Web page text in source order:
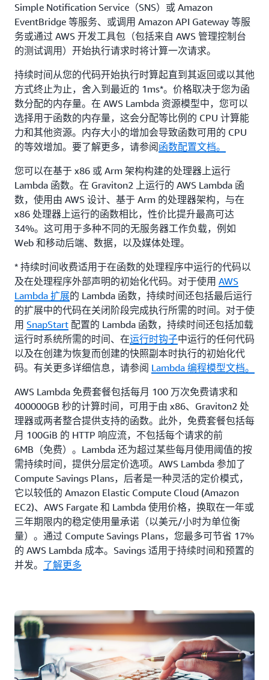
Simple Notification Service（SNS）或 Amazon
EventBridge 等服务、或调用 Amazon API Gateway 等服
务或通过 AWS 开发工具包（包括来自 AWS 管理控制台
的测试调用）开始执行请求时将计算一次请求。
持续时间从您的代码开始执行时算起直到其返回或以其他
方式终止为止，舍入到最近的 1ms*。价格取决于您为函
数分配的内存量。在 AWS Lambda 资源模型中，您可以
选择用于函数的内存量，这会分配等比例的 CPU 计算能
力和其他资源。内存大小的增加会导致函数可用的 CPU
的等效增加。要了解更多，请参阅函数配置文档。
您可以在基于 x86 或 Arm 架构构建的处理器上运行
Lambda 函数。在 Graviton2 上运行的 AWS Lambda 函
数，使用由 AWS 设计、基于 Arm 的处理器架构，与在
x86 处理器上运行的函数相比，性价比提升最高可达
34%。这可用于多种不同的无服务器工作负载，例如
Web 和移动后端、数据，以及媒体处理。
* 持续时间收费适用于在函数的处理程序中运行的代码以
及在处理程序外部声明的初始化代码。对于使用 AWS
Lambda 扩展的 Lambda 函数，持续时间还包括最后运行
的扩展中的代码在关闭阶段完成执行所需的时间。对于使
用 SnapStart 配置的 Lambda 函数，持续时间还包括加载
运行时系统所需的时间、在运行时钩子中运行的任何代码
以及在创建为恢复而创建的快照副本时执行的初始化代
码。有关更多详细信息，请参阅 Lambda 编程模型文档。
AWS Lambda 免费套餐包括每月 100 万次免费请求和
400000GB 秒的计算时间，可用于由 x86、Graviton2 处
理器或两者整合提供支持的函数。此外，免费套餐包括每
月 100GiB 的 HTTP 响应流，不包括每个请求的前
6MB（免费）。Lambda 还为超过某些每月使用阈值的按
需持续时间，提供分层定价选项。AWS Lambda 参加了
Compute Savings Plans，后者是一种灵活的定价模式，
它以较低的 Amazon Elastic Compute Cloud (Amazon
EC2)、AWS Fargate 和 Lambda 使用价格，换取在一年或
三年期限内的稳定使用量承诺（以美元/小时为单位衡
量）。通过 Compute Savings Plans，您最多可节省 17%
的 AWS Lambda 成本。Savings 适用于持续时间和预置的
并发。 了解更多